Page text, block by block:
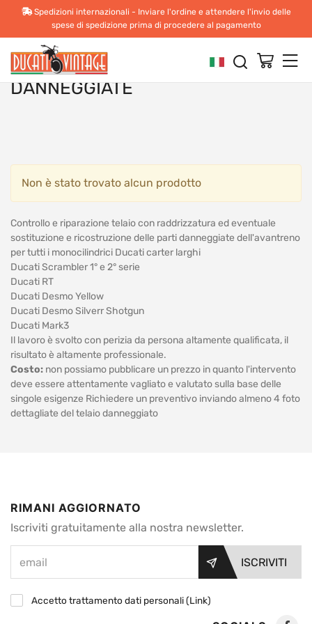
Spedizioni internazionali - Inviare l'ordine e attendere l'invio delle
spese di spedizione prima di procedere al pagamento
Ducati Scrambler
RIPARAZIONE TELAIO E
RICOSTRUZIONE PARTI
DANNEGGIATE
Non è stato trovato alcun prodotto
Controllo e riparazione telaio con raddrizzatura ed eventuale
sostituzione e ricostruzione delle parti danneggiate dell'avantreno
per tutti i monocilindrici Ducati carter larghi
Ducati Scrambler 1° e 2° serie
Ducati RT
Ducati Desmo Yellow
Ducati Desmo Silverr Shotgun
Ducati Mark3
Il lavoro è svolto con perizia da persona altamente qualificata, il
risultato è altamente professionale.
Costo: non possiamo pubblicare un prezzo in quanto l'intervento
deve essere attentamente vagliato e valutato sulla base delle
singole esigenze Richiedere un preventivo inviando almeno 4 foto
dettagliate del telaio danneggiato
RIMANI AGGIORNATO
Iscriviti gratuitamente alla nostra newsletter.
ISCRIVITI
Accetto trattamento dati personali (Link)